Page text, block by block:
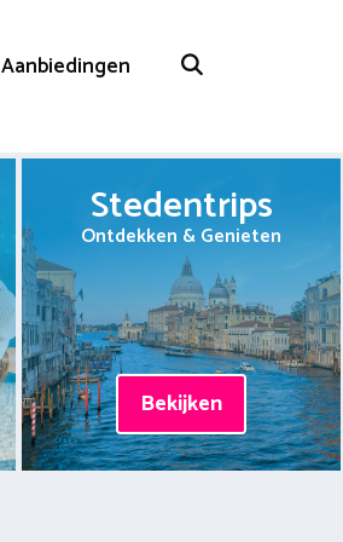
Aanbiedingen
Stedentrips
Ontdekken & Genieten
Bekijken